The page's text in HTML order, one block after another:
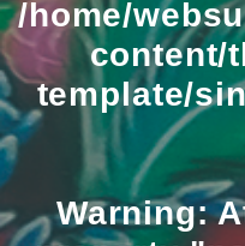
/home/
content/
template/
Warning: